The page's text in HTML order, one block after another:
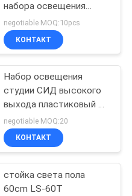
набора освещения
студии СИД супер
яркая
профессиональная
negotiable MOQ:10pcs
КОНТАКТ
Набор освещения
студии СИД высокого
выхода пластиковый с
v экраном касания LCD
держателя
negotiable MOQ:20
КОНТАКТ
стойка света пола
60cm LS-60T